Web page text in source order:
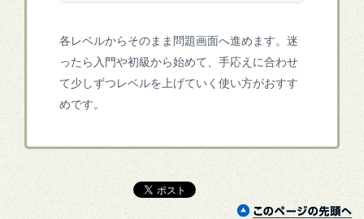
各レベルからそのまま問題画面へ進めます。迷
ったら入門や初級から始めて、手応えに合わせ
て少しずつレベルを上げていく使い方がおすす
めです。